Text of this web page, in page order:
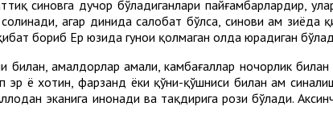
синовга дучор бўладиганлари пайғамбарлардир,
агар динида салобат бўлса, синови ҳам зиёда
бориб Ер юзида гуноҳи қолмаган ҳолда юрадиган
амалдорлар амали, камбағаллар ночорлик
эр ё хотин, фарзанд ёки қўни-қўшниси билан ҳам
эканига инонади ва тақдирига рози бўлади.